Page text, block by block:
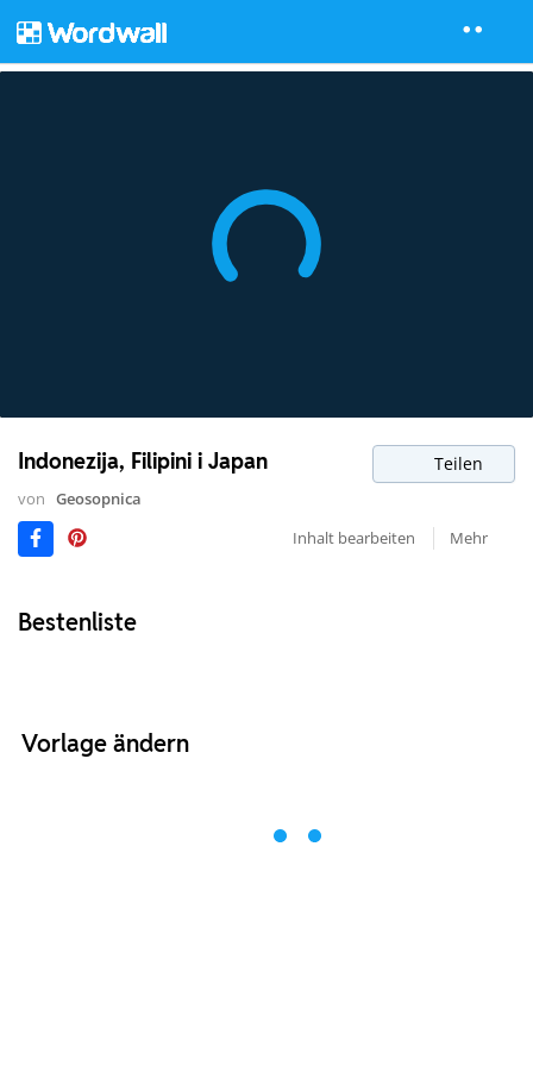
Indonezija, Filipini i Japan Teilen
von Geosopnica
Inhalt bearbeiten
Mehr
Bestenliste
Vorlage ändern